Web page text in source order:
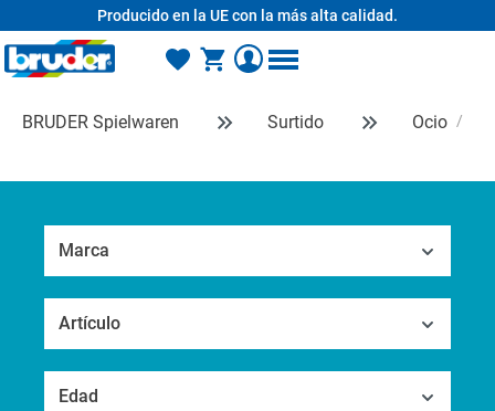
Producido en la UE con la más alta calidad.
BRUDER Spielwaren Surtido Ocio
Marca
Artículo
Edad